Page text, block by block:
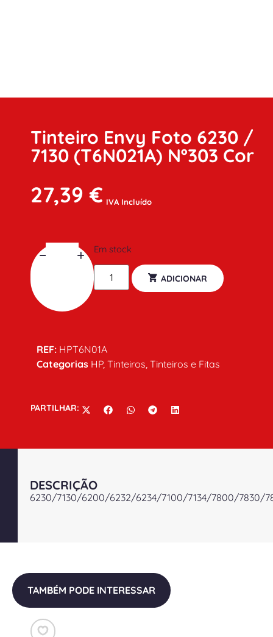
Tinteiro Envy Foto 6230 /
7130 (T6N021A) Nº303 Cor
27,39€ IVA Incluído
Em stock
ADICIONAR
REF: HPT6N01A
Categorias HP, Tinteiros, Tinteiros e Fitas
PARTILHAR:
DESCRIÇÃO
6230/7130/6200/6232/6234/7100/7134/7800/7830/
TAMBÉM PODE INTERESSAR